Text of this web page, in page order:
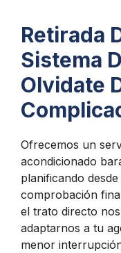
Retirada
Sistema
Olvidate
Ofrecemos un
acondicionado
planificando
comprobación
el trato directo
adaptarnos a tu
menor